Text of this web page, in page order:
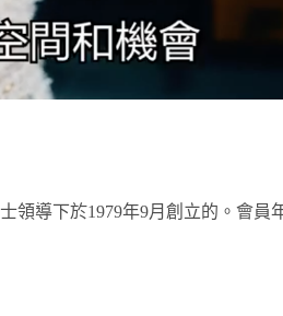
導下於1979年9月創立的。會員